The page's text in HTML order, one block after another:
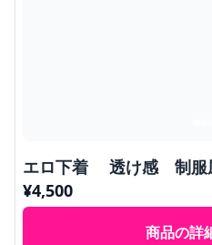
エロ下着 透け感 制服
¥4,500
商品の詳